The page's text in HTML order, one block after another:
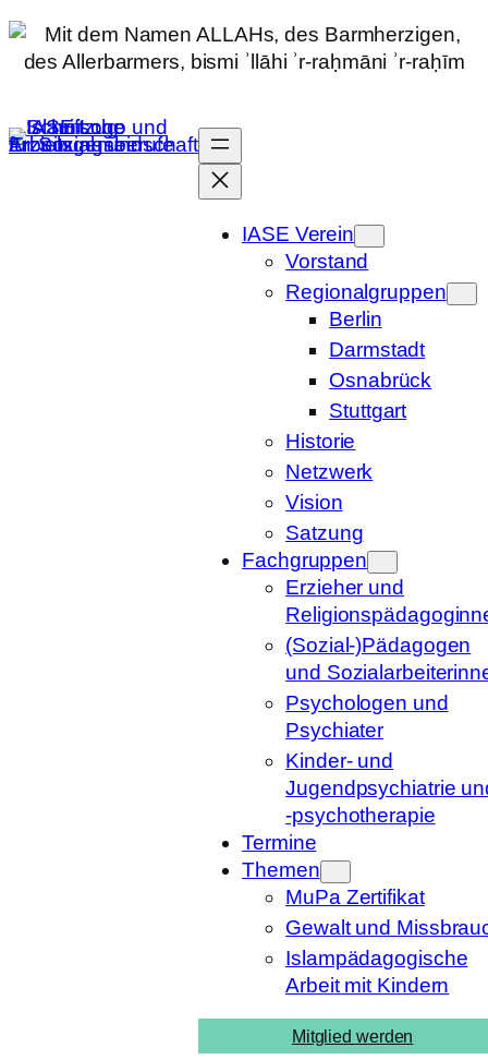
Zum
Inhalt
IASE Verein
Vorstand
Regionalgruppen
Berlin
Darmstadt
Osnabrück
Stuttgart
Historie
Netzwerk
Vision
Satzung
Fachgruppen
Erzieher und
(Sozial-)Pädagogen
und
Psychologen und
Psychiater
Kinder- und
Jugendpsychiatrie
-psychotherapie
Termine
Themen
MuPa Zertifikat
Gewalt und
Islampädagogische
Arbeit mit Kindern
Mitglied werden